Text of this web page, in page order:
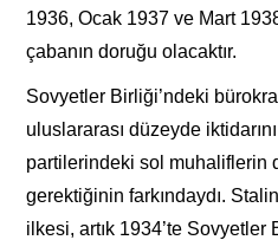
1936, Ocak 1937 ve Mart
çabanın doruğu olacaktır.
Sovyetler Birliği’ndeki
uluslararası düzeyde
partilerindeki sol muhaliflerin
gerektiğinin farkındaydı.
ilkesi, artık 1934’te